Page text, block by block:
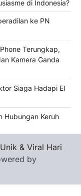
di Indonesia?
ke PN
Terungkap,
Kamera Ganda
Siaga Hadapi El
Hubungan Keruh
& Viral Hari
by